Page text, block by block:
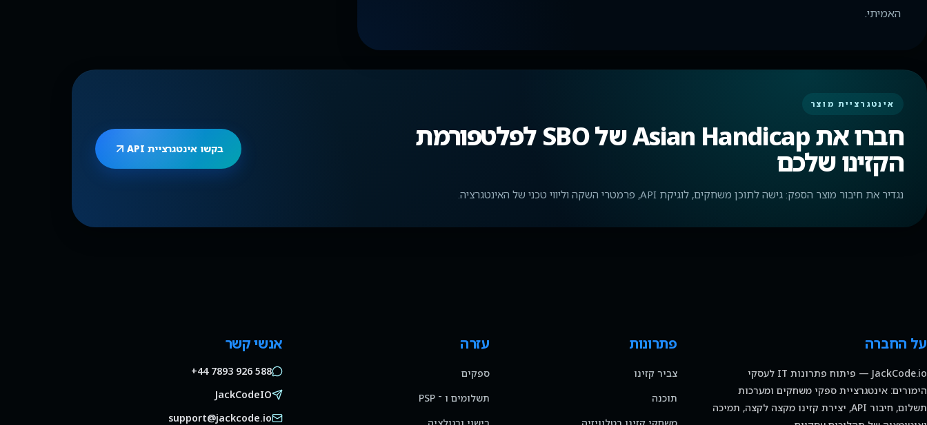
האמיתי.
אינטגרציית מוצר
חברו את Asian Handicap של SBO לפלטפורמת
הקזינו שלכם
נגדיר את חיבור מוצר הספק: גישה לתוכן משחקים, לוגיקת API, פרמטרי השקה וליווי טכני של האינטגרציה.
בקשו אינטגרציית API
על החברה
JackCode.io — פיתוח פתרונות IT לעסקי
הימורים: אינטגרציית ספקי משחקים ומערכות
תשלום, חיבור API, יצירת קזינו מקצה לקצה, תמיכה
פתרונות
צביר קזינו
תוכנה
עזרה
ספקים
תשלומים ו ־ PSP
אנשי קשר
+44 7893 926 588
JackCodeIO
support@jackcode.io